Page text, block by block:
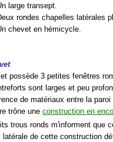
large transept.
rondes chapelles latérales
chevet en hémicycle.
possède 3 petites fenêtres
sont larges et peu
de matériaux entre la
trône uneconstruction en
trous ronds m'informent que
latérale de cette construction